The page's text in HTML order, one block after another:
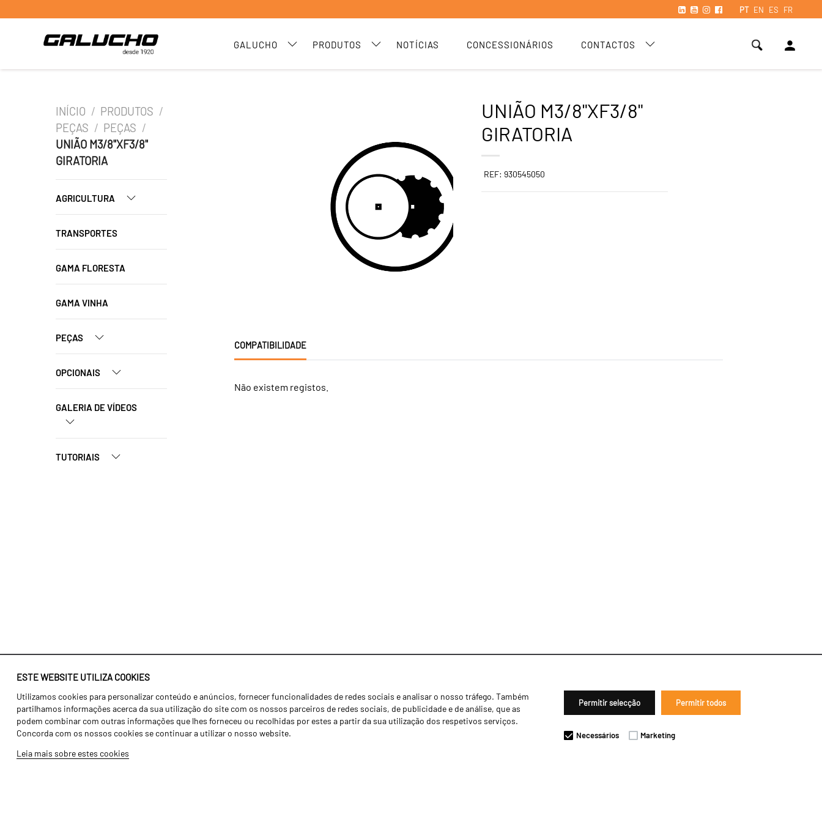
PT EN ES FR
GALUCHO PRODUTOS NOTÍCIAS CONCESSIONÁRIOS CONTACTOS person
ESTE WEBSITE UTILIZA COOKIES
Utilizamos cookies para personalizar conteúdo e anúncios, fornecer funcionalidades de redes sociais e analisar o nosso tráfego. Também
partilhamos informações acerca da sua utilização do site com os nossos parceiros de redes sociais, de publicidade e de análise, que as
podem combinar com outras informações que lhes forneceu ou recolhidas por estes a partir da sua utilização dos respetivos serviços.
Concorda com os nossos cookies se continuar a utilizar o nosso website.
Leia mais sobre estes cookies
Permitir selecção Permitir todos
Necessários Marketing
INÍCIO / PRODUTOS /
PEÇAS / PEÇAS /
UNIÃO M3/8"XF3/8"
GIRATORIA
AGRICULTURA
TRANSPORTES
GAMA FLORESTA
GAMA VINHA
PEÇAS
OPCIONAIS
GALERIA DE VÍDEOS
TUTORIAIS
UNIÃO M3/8"XF3/8"
GIRATORIA
REF: 930545050
COMPATIBILIDADE
Não existem registos.
Identidade
História
Fábrica / Produção
Recursos Humanos
Agricultura
Transportes
Gama Floresta
Notícias
Concessionários